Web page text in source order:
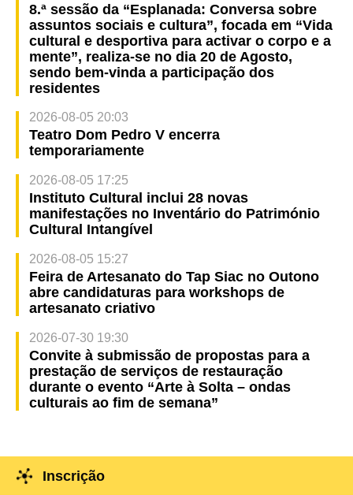
8.ª sessão da “Esplanada: Conversa sobre
assuntos sociais e cultura”, focada em “Vida
cultural e desportiva para activar o corpo e a
mente”, realiza-se no dia 20 de Agosto,
sendo bem-vinda a participação dos
residentes
2026-08-05 20:03
Teatro Dom Pedro V encerra
temporariamente
2026-08-05 17:25
Instituto Cultural inclui 28 novas
manifestações no Inventário do Património
Cultural Intangível
2026-08-05 15:27
Feira de Artesanato do Tap Siac no Outono
abre candidaturas para workshops de
artesanato criativo
2026-07-30 19:30
Convite à submissão de propostas para a
prestação de serviços de restauração
durante o evento “Arte à Solta – ondas
culturais ao fim de semana”
Inscrição